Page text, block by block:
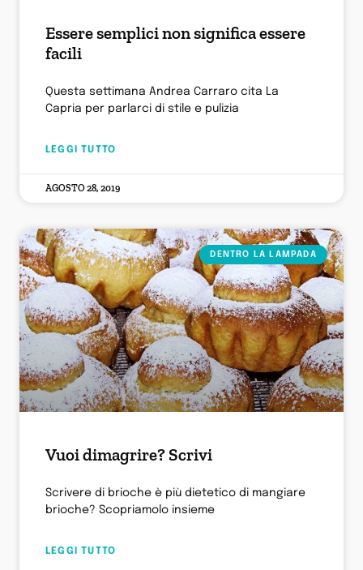
Essere semplici non significa essere
facili
Questa settimana Andrea Carraro cita La
Capria per parlarci di stile e pulizia
LEGGI TUTTO
AGOSTO 28, 2019
DENTRO LA LAMPADA
Vuoi dimagrire? Scrivi
Scrivere di brioche è più dietetico di mangiare
brioche? Scopriamolo insieme
LEGGI TUTTO